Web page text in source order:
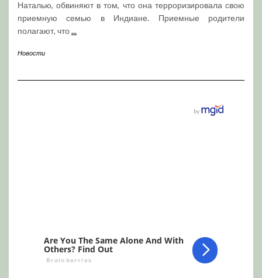
Наталью, обвиняют в том, что она терроризировала свою
приемную семью в Индиане. Приемные родители
полагают, что...
Новости